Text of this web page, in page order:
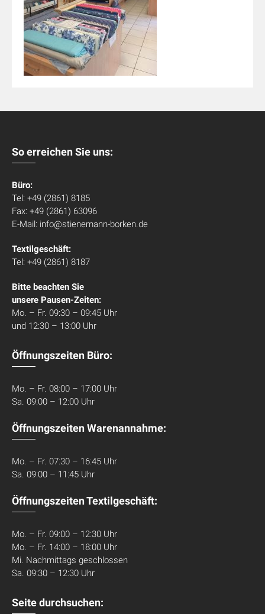
So erreichen Sie uns:
Büro:
Tel: +49 (2861) 8185
Fax: +49 (2861) 63096
E-Mail: info@stienemann-borken.de
Textilgeschäft:
Tel: +49 (2861) 8187
Bitte beachten Sie
unsere Pausen-Zeiten:
Mo. – Fr. 09:30 – 09:45 Uhr
und 12:30 – 13:00 Uhr
Öffnungszeiten Büro:
Mo. – Fr. 08:00 – 17:00 Uhr
Sa. 09:00 – 12:00 Uhr
Öffnungszeiten Warenannahme:
Mo. – Fr. 07:30 – 16:45 Uhr
Sa. 09:00 – 11:45 Uhr
Öffnungszeiten Textilgeschäft:
Mo. – Fr. 09:00 – 12:30 Uhr
Mo. – Fr. 14:00 – 18:00 Uhr
Mi. Nachmittags geschlossen
Sa. 09:30 – 12:30 Uhr
Seite durchsuchen: